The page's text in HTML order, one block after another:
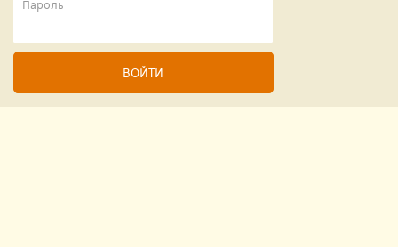
Пароль
ВОЙТИ